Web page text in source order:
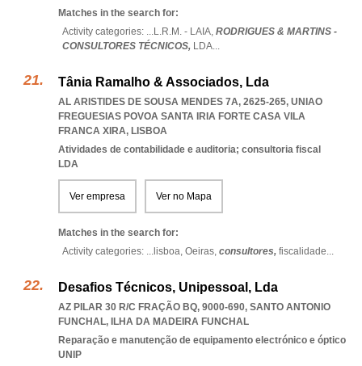
Matches in the search for:
Activity categories: ...L.R.M. - LAIA, RODRIGUES & MARTINS -
CONSULTORES TÉCNICOS, LDA...
Tânia Ramalho & Associados, Lda
AL ARISTIDES DE SOUSA MENDES 7A, 2625-265, UNIAO
FREGUESIAS POVOA SANTA IRIA FORTE CASA VILA
FRANCA XIRA, LISBOA
Atividades de contabilidade e auditoria; consultoria fiscal
LDA
Ver empresa Ver no Mapa
Matches in the search for:
Activity categories: ... lisboa, Oeiras, consultores, fiscalidade...
Desafios Técnicos, Unipessoal, Lda
AZ PILAR 30 R/C FRAÇÃO BQ, 9000-690, SANTO ANTONIO
FUNCHAL, ILHA DA MADEIRA FUNCHAL
Reparação e manutenção de equipamento electrónico e óptico
UNIP